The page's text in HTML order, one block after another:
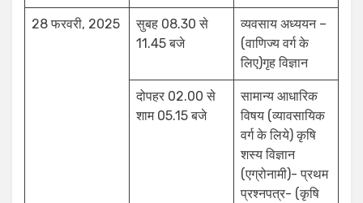
28 फरवरी, 2025
सुबह 08.30 से
11.45 बजे
व्यवसाय अध्ययन –
(वाणिज्य वर्ग के
लिए)गृह विज्ञान
दोपहर 02.00 से
शाम 05.15 बजे
सामान्य आधारिक
विषय (व्यावसायिक
वर्ग के लिये) कृषि
शस्य विज्ञान
(एग्रोनामी)- प्रथम
प्रश्नपत्र- (कृषि